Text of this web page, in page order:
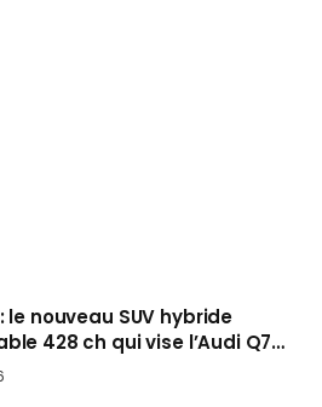
le nouveau SUV hybride
428 ch qui vise l’Audi Q7
cet automne